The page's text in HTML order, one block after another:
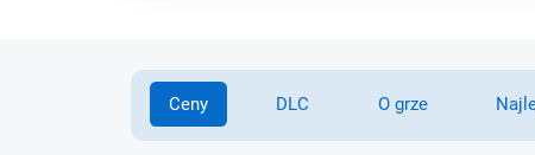
Ceny DLC O grze